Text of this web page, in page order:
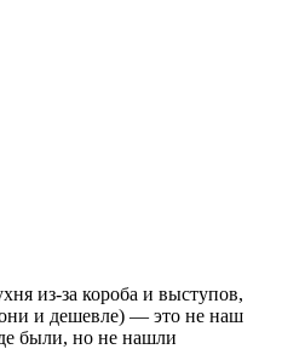
из-за короба и выступов,
и дешевле) — это не наш
были, но не нашли